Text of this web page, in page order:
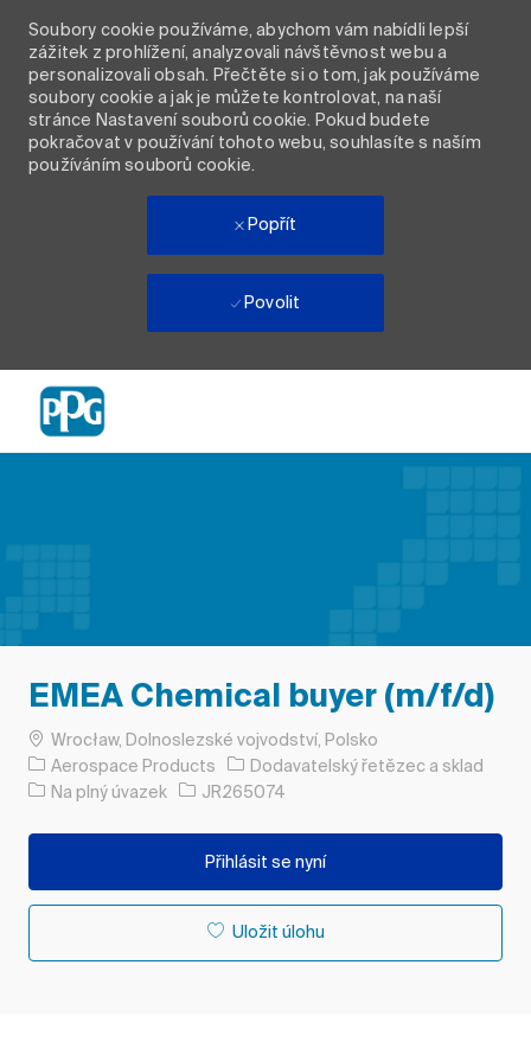
Soubory cookie používáme, abychom vám nabídli lepší
zážitek z prohlížení, analyzovali návštěvnost webu a
personalizovali obsah. Přečtěte si o tom, jak používáme
soubory cookie a jak je můžete kontrolovat, na naší
stránce Nastavení souborů cookie. Pokud budete
pokračovat v používání tohoto webu, souhlasíte s naším
používáním souborů cookie.
Popřít
Povolit
EMEA Chemical buyer (m/f/d)
Umístění
Wrocław, Dolnoslezské vojvodství, Polsko
Aerospace Products
Kategorie
Dodavatelský řetězec a sklad
Typ úlohy
Na plný úvazek ID úlohy
JR265074
Přihlásit se nyní
Uložit úlohu